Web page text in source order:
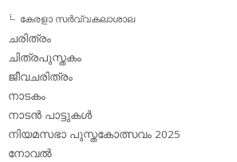
കേരളാ സര്‍വ്വകലാശാല
ചരിത്രം
ചിത്രപുസ്തകം
ജീവചരിത്രം
നാടകം
നാടന്‍ പാട്ടുകള്‍
നിയമസഭാ പുസ്തകോത്സവം 2025
നോവല്‍